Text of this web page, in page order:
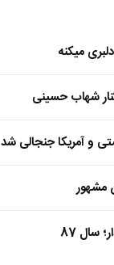
میکنه
و آمریکا جنجالی شد
مشهور
87